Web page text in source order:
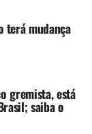
no dia
o
Balbuena,
29
mostrou
o vermelho.
os
terá mudança
gremista, está
saiba o